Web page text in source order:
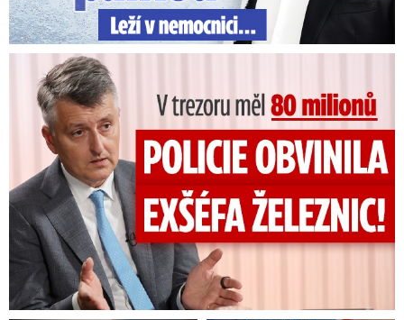
V trezoru měl 80 milionů: Policie obvinila exšéfa železnic!